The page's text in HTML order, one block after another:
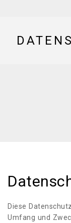
Diese
Umfang und